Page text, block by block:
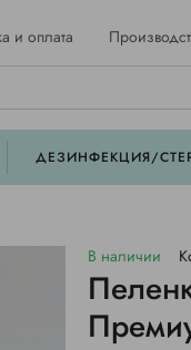
и оплата
ДЕЗИНФЕКЦИЯ/
В наличии